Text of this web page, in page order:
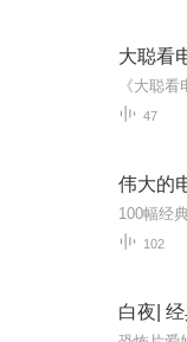
大聪看
47
伟大的
102
白夜|